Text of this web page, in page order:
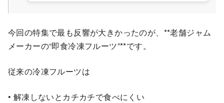
今回の特集で最も反響が大きかったのが、**老舗ジャム
メーカーの“即食冷凍フルーツ”**です。
従来の冷凍フルーツは
• 解凍しないとカチカチで食べにくい